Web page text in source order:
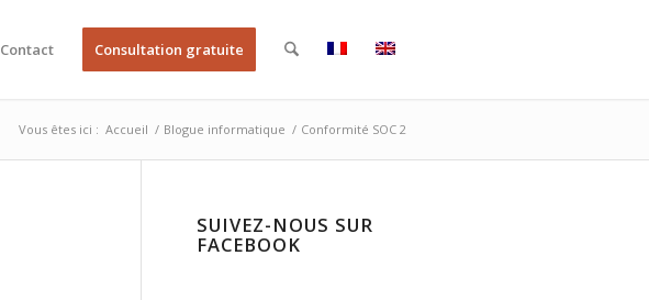
Contact Consultation gratuite
Vous êtes ici : Accueil / Blogue informatique / Conformité SOC 2
SUIVEZ-NOUS SUR
FACEBOOK